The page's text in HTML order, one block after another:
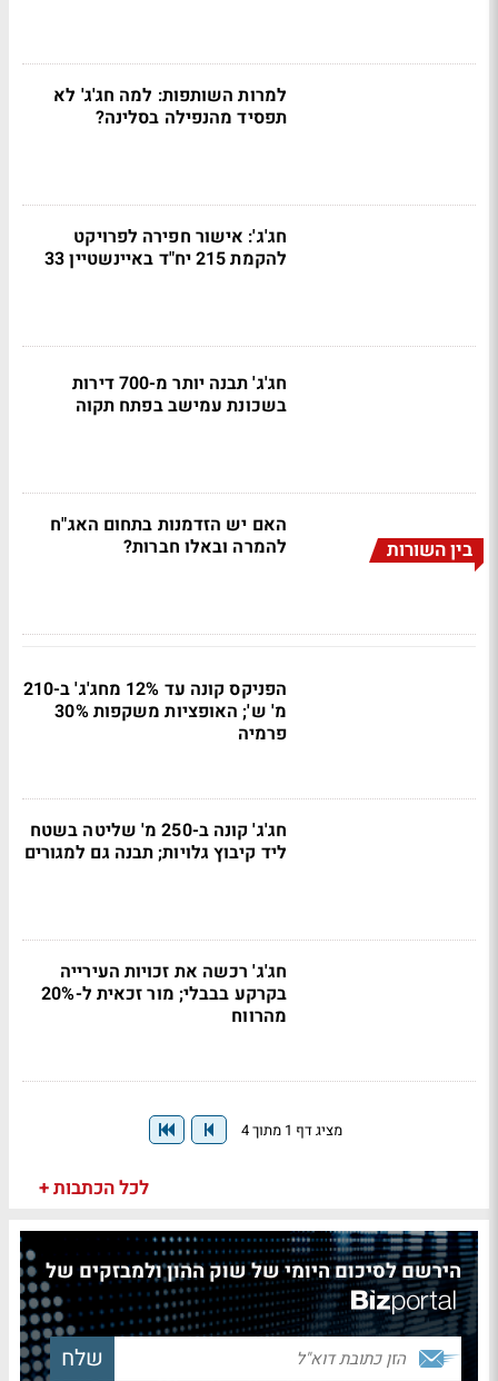
למרות השותפות: למה חג'ג' לא
תפסיד מהנפילה בסלינה?
חג'ג': אישור חפירה לפרויקט
להקמת 215 יח"ד באיינשטיין 33
חג'ג' תבנה יותר מ-700 דירות
בשכונת עמישב בפתח תקוה
בין השורות
האם יש הזדמנות בתחום האג"ח
להמרה ובאלו חברות?
הפניקס קונה עד 12% מחג'ג' ב-210
מ' ש'; האופציות משקפות 30%
פרמיה
חג'ג' קונה ב-250 מ' שליטה בשטח
ליד קיבוץ גלויות; תבנה גם למגורים
חג'ג' רכשה את זכויות העירייה
בקרקע בבבלי; מור זכאית ל-20%
מהרווח
מציג דף 1 מתוך 4
לכל הכתבות +
הירשם לסיכום היומי של שוק ההון ולמבזקים של